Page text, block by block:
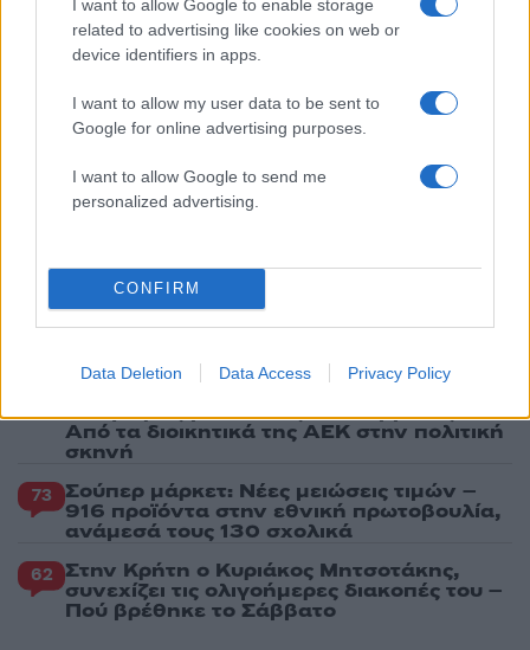
I want to allow Google to enable storage
related to advertising like cookies on web or
device identifiers in apps.
I want to allow my user data to be sent to
Google for online advertising purposes.
I want to allow Google to send me
personalized advertising.
CONFIRM
Data Deletion Data Access Privacy Policy
Τζο Μπάιντεν: «Ο καρκίνος έχει εξαπλωθεί,
είναι πολύ επώδυνο», λέει ο γιος του
Πιο σχολιασμένα
Βγήκαν ξανά τα μαχαίρια στην Ελπίδα
για τη Δημοκρατία: «Καρυστιανού,
Γρατσία και Γαλανός μετέτρεψαν το
83 Απίστευτο κι όμως αληθινό -
Aναστέλλονται τα τακτικά ραντεβού του
αγγειοχειρουργού του νοσοκομείου
Χανίων επειδή κλάπηκε το μηχανάκι του
υποψήφιος βουλευτής του κόμματος –
Από τα διοικητικά της ΑΕΚ στην πολιτική
σκηνή
73 Σούπερ μάρκετ: Νέες μειώσεις τιμών –
916 προϊόντα στην εθνική πρωτοβουλία,
ανάμεσά τους 130 σχολικά
62 Στην Κρήτη ο Κυριάκος Μητσοτάκης,
συνεχίζει τις ολιγοήμερες διακοπές του –
Πού βρέθηκε το Σάββατο